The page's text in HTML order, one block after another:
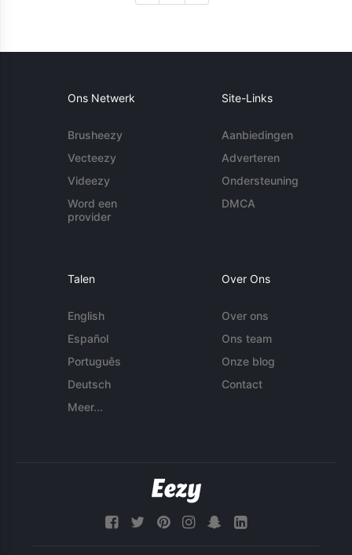
Ons Netwerk
Brusheezy
Vecteezy
Videezy
Word een
provider
Site-Links
Aanbiedingen
Adverteren
Ondersteuning
DMCA
Talen
English
Español
Português
Deutsch
Meer...
Over Ons
Over ons
Ons team
Onze blog
Contact